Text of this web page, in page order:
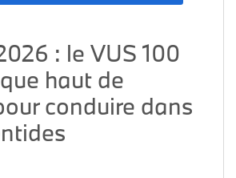
: le VUS 100
haut de
conduire dans